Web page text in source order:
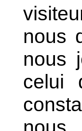
nous
nous
celui